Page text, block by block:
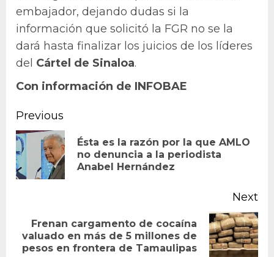
embajador, dejando dudas si la
información que solicitó la FGR no se la
dará hasta finalizar los juicios de los líderes
del Cártel de Sinaloa.
Con información de INFOBAE
Continue
Reading
Previous
Ésta es la razón por la que AMLO
no denuncia a la periodista
Anabel Hernández
Next
Next
post:
Frenan cargamento de cocaína
valuado en más de 5 millones de
pesos en frontera de Tamaulipas